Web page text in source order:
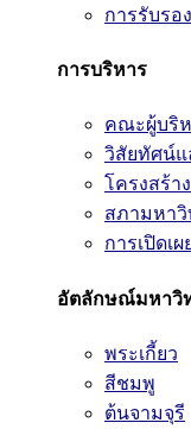
การรับรอ
การบริหาร
คณะผู้บริ
วิสัยทัศน์แ
โครงสร้า
สภามหาวิ
การเปิดเ
อัตลักษณ์มหาวิ
พระเกี้ยว
สีชมพู
ต้นจามจุรี